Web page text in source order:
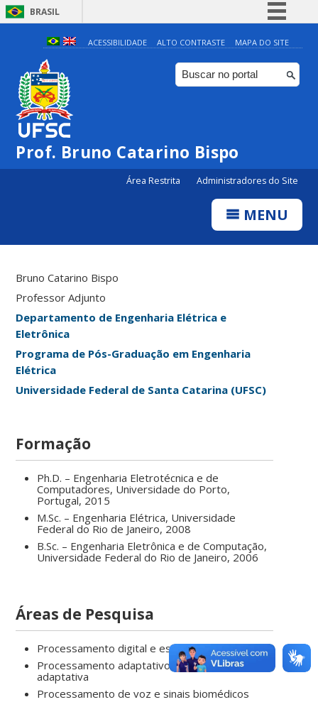
BRASIL
Simplifique!
Comunica BR
Participe
Canais
ACESSIBILIDADE ALTO CONTRASTE MAPA DO SITE
Prof. Bruno Catarino Bispo
Área Restrita Administradores do Site
MENU
Bruno Catarino Bispo
Professor Adjunto
Departamento de Engenharia Elétrica e
Eletrônica
Programa de Pós-Graduação em Engenharia
Elétrica
Universidade Federal de Santa Catarina (UFSC)
Formação
Ph.D. – Engenharia Eletrotécnica e de
Computadores, Universidade do Porto,
Portugal, 2015
M.Sc. – Engenharia Elétrica, Universidade
Federal do Rio de Janeiro, 2008
B.Sc. – Engenharia Eletrônica e de Computação,
Universidade Federal do Rio de Janeiro, 2006
Áreas de Pesquisa
Processamento digital e estatístico de sinais
Processamento adaptativo de sinais e filtragem
adaptativa
Processamento de voz e sinais biomédicos